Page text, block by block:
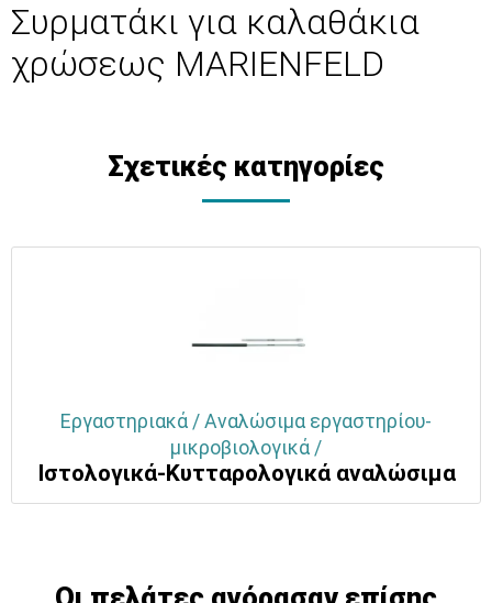
Συρματάκι για καλαθάκια
χρώσεως MARIENFELD
Σχετικές κατηγορίες
Εργαστηριακά / Αναλώσιμα εργαστηρίου-
μικροβιολογικά /
Ιστολογικά-Κυτταρολογικά αναλώσιμα